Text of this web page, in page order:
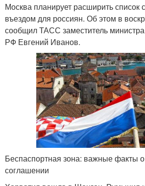
Москва планирует расширить список
въездом для россиян. Об этом в
сообщил ТАСС заместитель
РФ Евгений Иванов.
Беспаспортная зона: важные факты
соглашении